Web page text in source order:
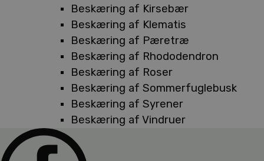
Beskæring af Kirsebær
Beskæring af Klematis
Beskæring af Pæretræ
Beskæring af Rhododendron
Beskæring af Roser
Beskæring af Sommerfuglebusk
Beskæring af Syrener
Beskæring af Vindruer